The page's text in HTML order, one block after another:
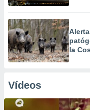
la
Vídeos